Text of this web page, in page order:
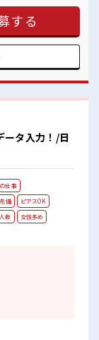
方も大カンゲイ≫
、 しっかり働く
ステップUP目指
働ける≫ 福利厚生
休憩室完備
する
タ入力！/日
仕事
備
ピアスOK
数
女性多め